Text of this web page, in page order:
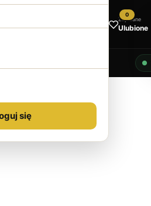
0
Zapisane
Ulubione